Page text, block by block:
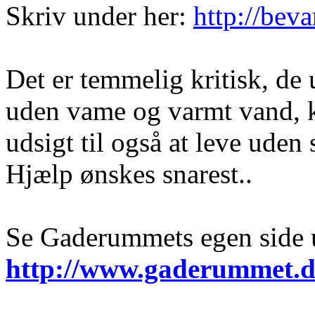
Skriv under her: http://
Det er temmelig kritisk, de
uden vame og varmt vand,
udsigt til også at leve uden
Hjælp ønskes snarest..
Se Gaderummets egen
http://